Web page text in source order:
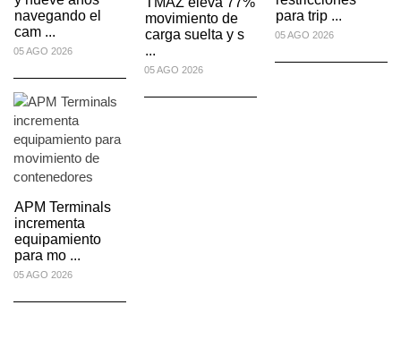
navegando el
cam ...
05 AGO 2026
APM Terminals
incrementa
equipamiento
para mo ...
05 AGO 2026
movimiento de
carga suelta y s
...
05 AGO 2026
para trip ...
05 AGO 2026